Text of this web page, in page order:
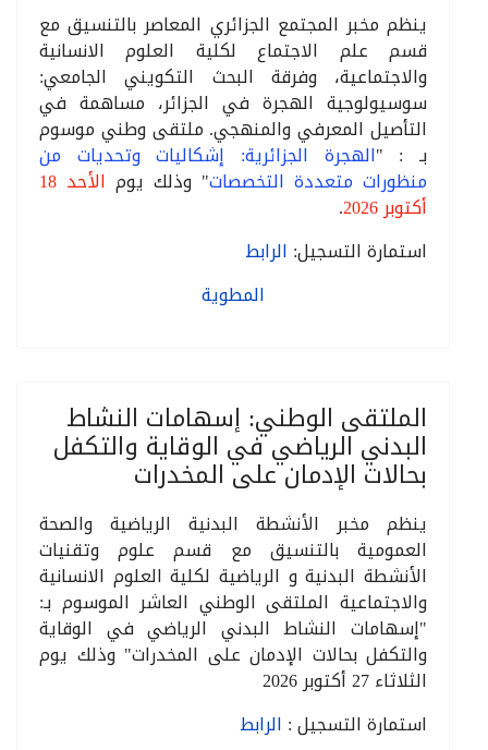
ينظم مخبر المجتمع الجزائري المعاصر بالتنسيق مع
قسم علم الاجتماع لكلية العلوم الانسانية
والاجتماعية، وفرقة البحث التكويني الجامعي:
سوسيولوجية الهجرة في الجزائر، مساهمة في
التأصيل المعرفي والمنهجي. ملتقى وطني موسوم
بـ : "الهجرة الجزائرية: إشكاليات وتحديات من
منظورات متعددة التخصصات" وذلك يوم الأحد 18
أكتوبر 2026
.
استمارة التسجيل: الرابط
المطوية
الملتقى الوطني: إسهامات النشاط
البدني الرياضي في الوقاية والتكفل
بحالات الإدمان على المخدرات
ينظم مخبر الأنشطة البدنية الرياضية والصحة
العمومية بالتنسيق مع قسم علوم وتقنيات
الأنشطة البدنية و الرياضية لكلية العلوم الانسانية
والاجتماعية الملتقى الوطني العاشر الموسوم بـ:
"إسهامات النشاط البدني الرياضي في الوقاية
والتكفل بحالات الإدمان على المخدرات" وذلك يوم
الثلاثاء 27 أكتوبر 2026
استمارة التسجيل : الرابط